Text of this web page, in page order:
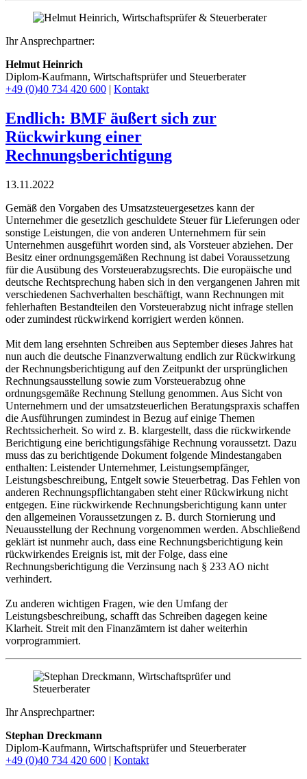
Ihr Ansprechpartner:
Helmut Heinrich
Diplom-Kaufmann, Wirtschaftsprüfer ​und Steuerberater
+49 (0)40 734 420 600 | Kontakt
Endlich: BMF äußert sich zur
Rückwirkung einer
Rechnungsberichtigung
13.11.2022
Gemäß den Vorgaben des Umsatzsteuergesetzes kann der
Unternehmer die gesetzlich geschuldete Steuer für Lieferungen oder
sonstige Leistungen, die von anderen Unternehmern für sein
Unternehmen ausgeführt worden sind, als Vorsteuer abziehen. Der
Besitz einer ordnungsgemäßen Rechnung ist dabei Voraussetzung
für die Ausübung des Vorsteuerabzugsrechts. Die europäische und
deutsche Rechtsprechung haben sich in den vergangenen Jahren mit
verschiedenen Sachverhalten beschäftigt, wann Rechnungen mit
fehlerhaften Bestandteilen den Vorsteuerabzug nicht infrage stellen
oder zumindest rückwirkend korrigiert werden können.
Mit dem lang ersehnten Schreiben aus September dieses Jahres hat
nun auch die deutsche Finanzverwaltung endlich zur Rückwirkung
der Rechnungsberichtigung auf den Zeitpunkt der ursprünglichen
Rechnungsausstellung sowie zum Vorsteuerabzug ohne
ordnungsgemäße Rechnung Stellung genommen. Aus Sicht von
Unternehmern und der umsatzsteuerlichen Beratungspraxis schaffen
die Ausführungen zumindest in Bezug auf einige Themen
Rechtssicherheit. So wird z. B. klargestellt, dass die rückwirkende
Berichtigung eine berichtigungsfähige Rechnung voraussetzt. Dazu
muss das zu berichtigende Dokument folgende Mindestangaben
enthalten: Leistender Unternehmer, Leistungsempfänger,
Leistungsbeschreibung, Entgelt sowie Steuerbetrag. Das Fehlen von
anderen Rechnungspflichtangaben steht einer Rückwirkung nicht
entgegen. Eine rückwirkende Rechnungsberichtigung kann unter
den allgemeinen Voraussetzungen z. B. durch Stornierung und
Neuausstellung der Rechnung vorgenommen werden. Abschließend
geklärt ist nunmehr auch, dass eine Rechnungsberichtigung kein
rückwirkendes Ereignis ist, mit der Folge, dass eine
Rechnungsberichtigung die Verzinsung nach § 233 AO nicht
verhindert.
Zu anderen wichtigen Fragen, wie den Umfang der
Leistungsbeschreibung, schafft das Schreiben dagegen keine
Klarheit. Streit mit den Finanzämtern ist daher weiterhin
vorprogrammiert.
Ihr Ansprechpartner:
Stephan Dreckmann
Diplom-Kaufmann, Wirtschaftsprüfer und Steuerberater
+49 (0)40 734 420 600 | Kontakt